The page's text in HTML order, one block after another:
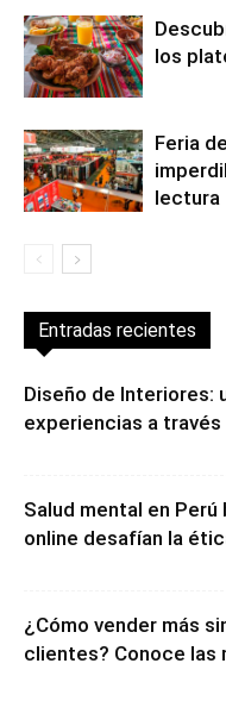
los
Feria
lectura
Entradas recientes
Diseño de Interiores:
experiencias a
Salud mental en
online desafían la
¿Cómo vender más
clientes? Conoce las